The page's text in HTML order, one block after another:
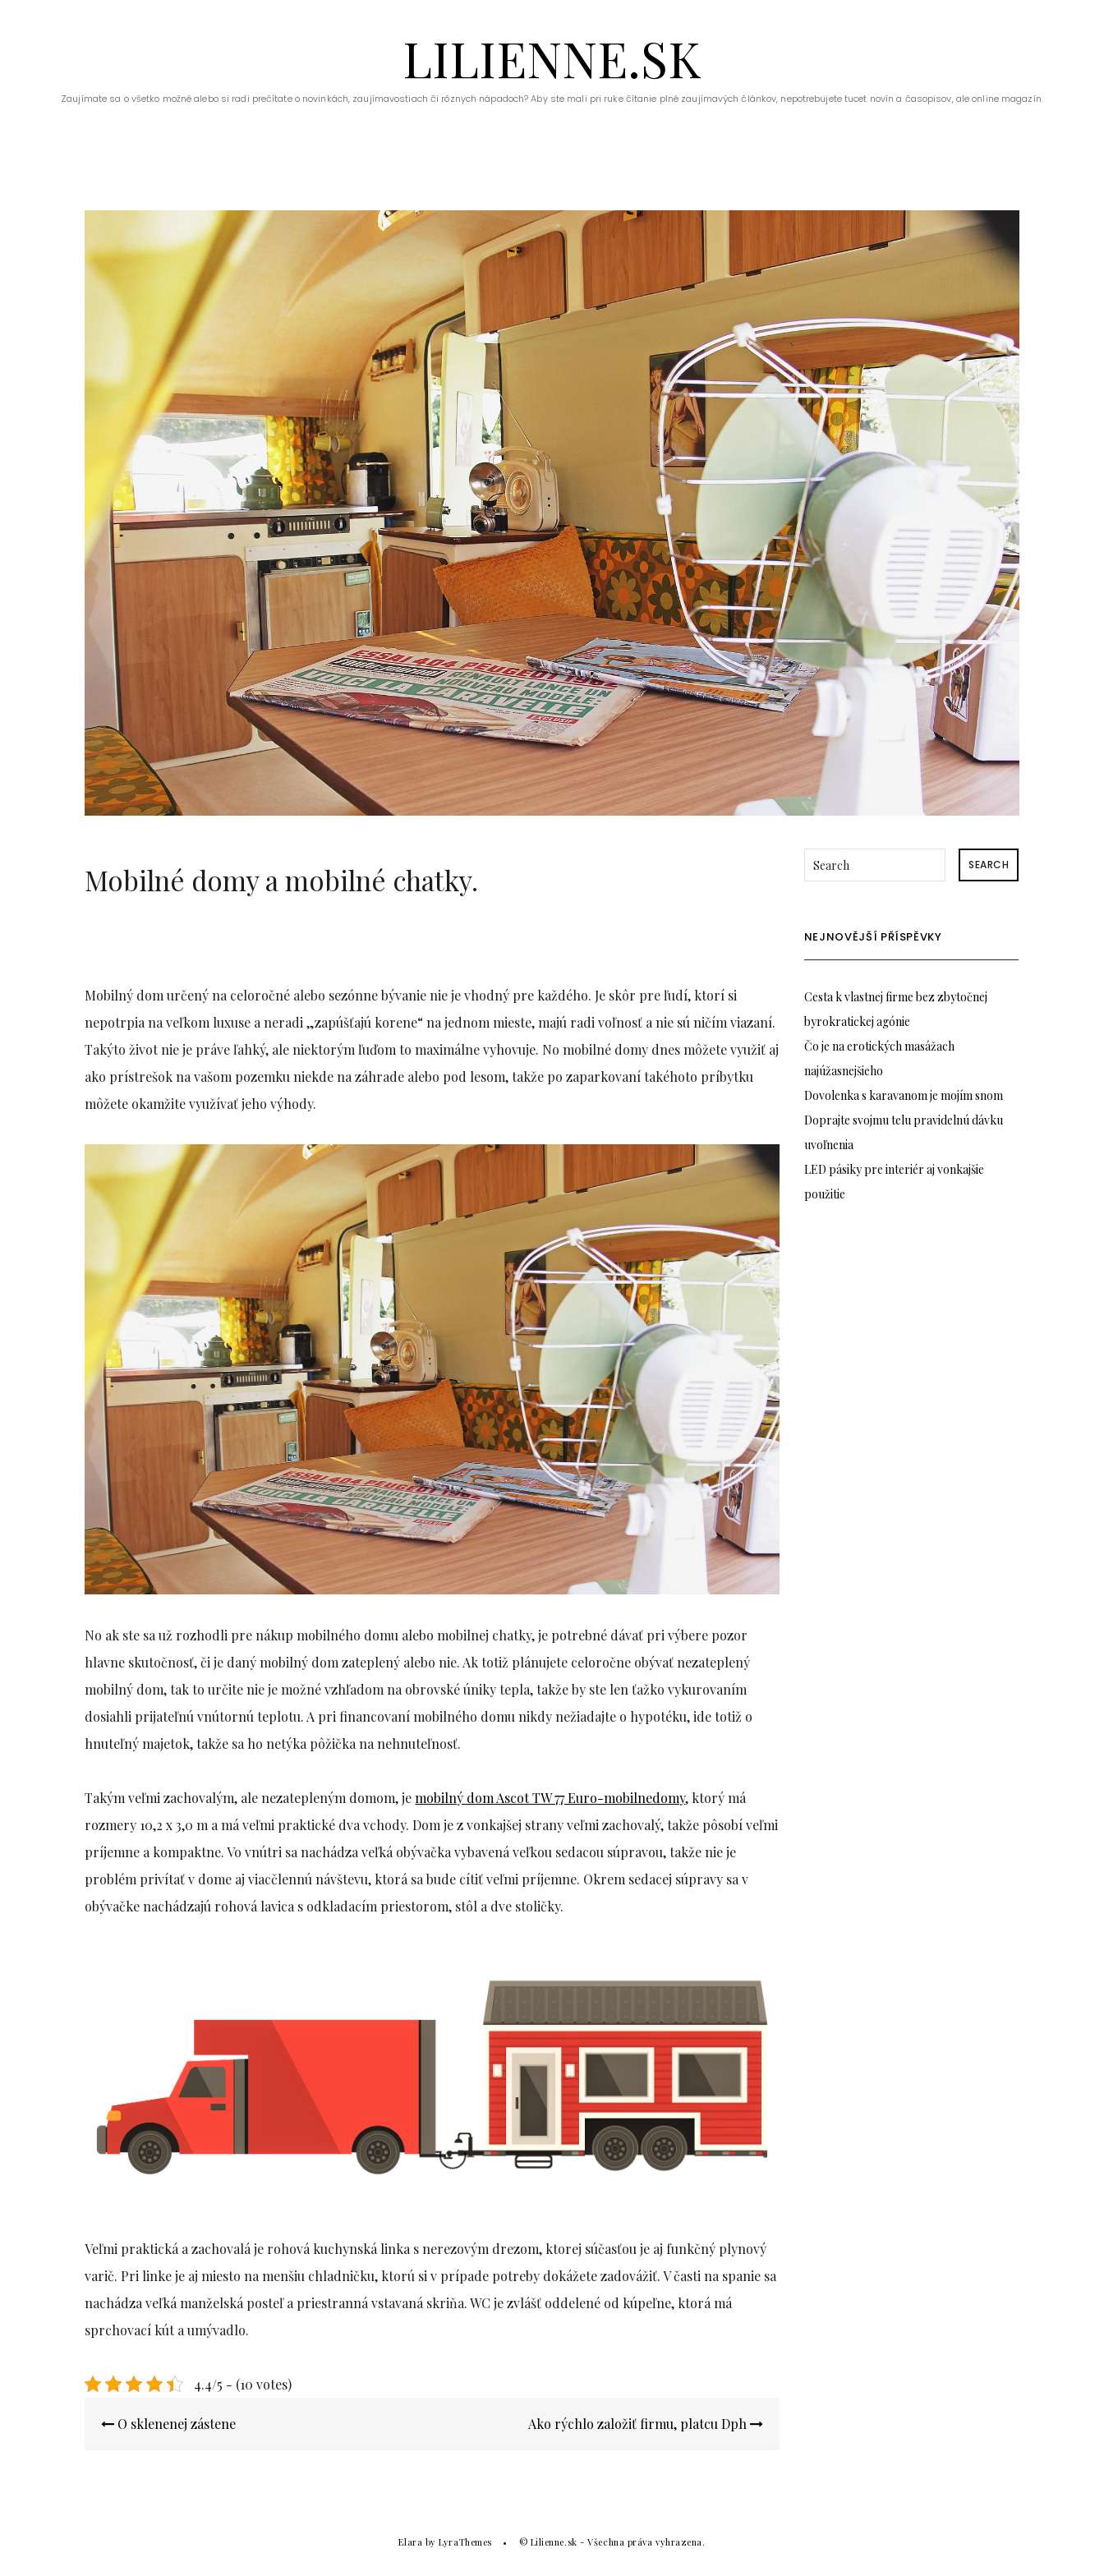
LILIENNE.SK
Zaujímate sa o všetko možné alebo si radi prečítate o novinkách, zaujímavostiach či rôznych nápadoch? Aby ste mali pri ruke čítanie plné zaujímavých článkov, nepotrebujete tucet novín a časopisov, ale online magazín.
Mobilné domy a mobilné chatky.
Mobilný dom určený na celoročné alebo sezónne bývanie nie je vhodný pre každého. Je skôr pre ľudí, ktorí si
nepotrpia na veľkom luxuse a neradi „zapúšťajú korene“ na jednom mieste, majú radi voľnosť a nie sú ničím viazaní.
Takýto život nie je práve ľahký, ale niektorým ľuďom to maximálne vyhovuje. No mobilné domy dnes môžete využiť aj
ako prístrešok na vašom pozemku niekde na záhrade alebo pod lesom, takže po zaparkovaní takéhoto príbytku
môžete okamžite využívať jeho výhody.
No ak ste sa už rozhodli pre nákup mobilného domu alebo mobilnej chatky, je potrebné dávať pri výbere pozor
hlavne skutočnosť, či je daný mobilný dom zateplený alebo nie. Ak totiž plánujete celoročne obývať nezateplený
mobilný dom, tak to určite nie je možné vzhľadom na obrovské úniky tepla, takže by ste len ťažko vykurovaním
dosiahli prijateľnú vnútornú teplotu. A pri financovaní mobilného domu nikdy nežiadajte o hypotéku, ide totiž o
hnuteľný majetok, takže sa ho netýka pôžička na nehnuteľnosť.
Takým veľmi zachovalým, ale nezatepleným domom, jemobilný dom Ascot TW 77 Euro-mobilnedomy, ktorý má
rozmery 10,2 x 3,0 m a má veľmi praktické dva vchody. Dom je z vonkajšej strany veľmi zachovalý, takže pôsobí veľmi
príjemne a kompaktne. Vo vnútri sa nachádza veľká obývačka vybavená veľkou sedacou súpravou, takže nie je
problém privítať v dome aj viacčlennú návštevu, ktorá sa bude cítiť veľmi príjemne. Okrem sedacej súpravy sa v
obývačke nachádzajú rohová lavica s odkladacím priestorom, stôl a dve stoličky.
Veľmi praktická a zachovalá je rohová kuchynská linka s nerezovým drezom, ktorej súčasťou je aj funkčný plynový
varič. Pri linke je aj miesto na menšiu chladničku, ktorú si v prípade potreby dokážete zadovážiť. V časti na spanie sa
nachádza veľká manželská posteľ a priestranná vstavaná skriňa. WC je zvlášť oddelené od kúpeľne, ktorá má
sprchovací kút a umývadlo.
4.4/5 - (10 votes)
pro O sklenenej zástene Ako rýchlo založiť firmu, platcu Dph
SEARCH
NEJNOVĚJŠÍ PŘÍSPĚVKY
Cesta k vlastnej firme bez zbytočnej
byrokratickej agónie
Čo je na erotických masážach
najúžasnejšieho
Dovolenka s karavanom je mojím snom
Doprajte svojmu telu pravidelnú dávku
uvoľnenia
LED pásiky pre interiér aj vonkajšie
použitie
Elara by LyraThemes © Lilienne.sk - Všechna práva vyhrazena.